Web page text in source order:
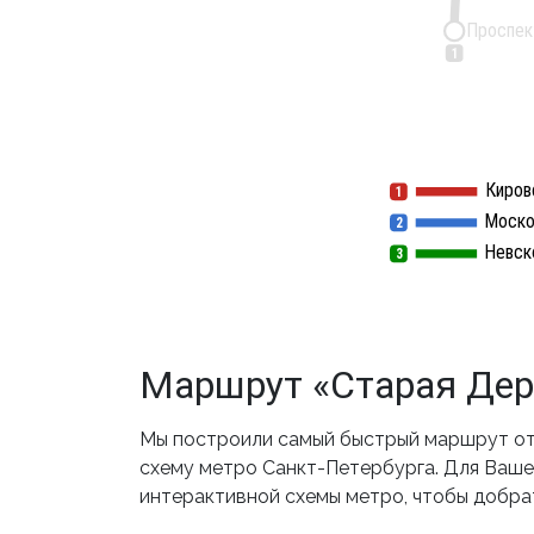
1
2
3
1
2
3
1
Маршрут «Старая
Мы построили самый быстрый маршрут
схему метро Санкт-Петербурга. Для
интерактивной схемы метро, чтобы